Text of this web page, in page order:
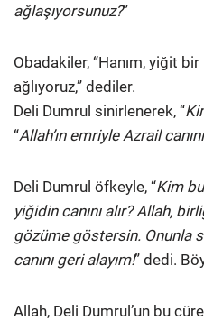
ağlaşıyorsunuz?”
Obadakiler, “Hanım, yiğit
ağlıyoruz,” dediler.
Deli Dumrul sinirlenerek, “
“Allah’ın emriyle Azrail
Deli Dumrul öfkeyle, “Kim
yiğidin canını alır? Allah,
gözüme göstersin. Onunla
canını geri alayım!” dedi.
Allah, Deli Dumrul’un bu